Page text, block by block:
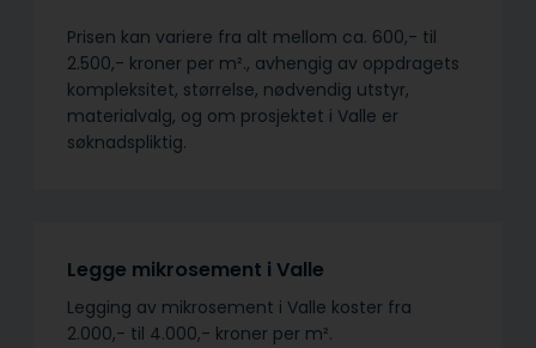
Prisen kan variere fra alt mellom ca. 600,- til
2.500,- kroner per m²., avhengig av oppdragets
kompleksitet, størrelse, nødvendig utstyr,
materialvalg, og om prosjektet i Valle er
søknadspliktig.
Legge mikrosement i Valle
Legging av mikrosement i Valle koster fra
2.000,- til 4.000,- kroner per m².